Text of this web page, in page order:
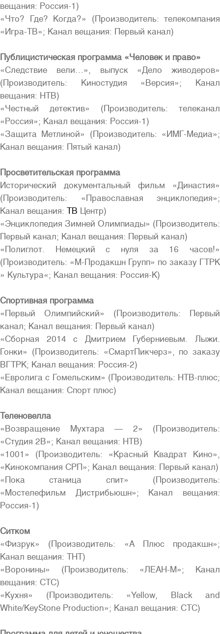
вещания: Россия-1)
«Что? Где? Когда?» (Производитель: телекомпания
«Игра-ТВ»; Канал вещания: Первый канал)
Публицистическая программа «Человек и право»
«Следствие вели…», выпуск «Дело живодеров»
(Производитель: Киностудия «Версия»; Канал
вещания: НТВ)
«Честный детектив» (Производитель: телеканал
«Россия»; Канал вещания: Россия-1)
«Защита Метлиной» (Производитель: «ИМГ-Медиа»;
Канал вещания: Пятый канал)
Просветительская программа
Исторический документальный фильм «Династия»
(Производитель: «Православная энциклопедия»;
Канал вещания: ТВ Центр)
«Энциклопедия Зимней Олимпиады» (Производитель:
Первый канал; Канал вещания: Первый канал)
«Полиглот. Немецкий с нуля за 16 часов!»
(Производитель: «М-Продакшн Групп» по заказу ГТРК
» Культура«; Канал вещания: Россия-К)
Cпортивная программа
«Первый Олимпийский» (Производитель: Первый
канал; Канал вещания: Первый канал)
«Сборная 2014 с Дмитрием Губерниевым. Лыжи.
Гонки» (Производитель: «СмартПикчерз», по заказу
ВГТРК; Канал вещания: Россия-2)
«Евролига с Гомельским» (Производитель: НТВ-плюс;
Канал вещания: Спорт плюс)
Теленовелла
«Возвращение Мухтара — 2» (Производитель:
«Студия 2В»; Канал вещания: НТВ)
«1001» (Производитель: «Красный Квадрат Кино»,
«Кинокомпания СРП»; Канал вещания: Первый канал)
«Пока станица спит» (Производитель:
«Мостелефильм Дистрибьюшн»; Канал вещания:
Россия-1)
Ситком
«Физрук» (Производитель: «А Плюс продакшн»;
Канал вещания: ТНТ)
«Воронины» (Производитель: «ЛЕАН-М»; Канал
вещания: СТС)
«Кухня» (Производитель: «Yellow, Black and
White/KeyStone Production»; Канал вещания: СТС)